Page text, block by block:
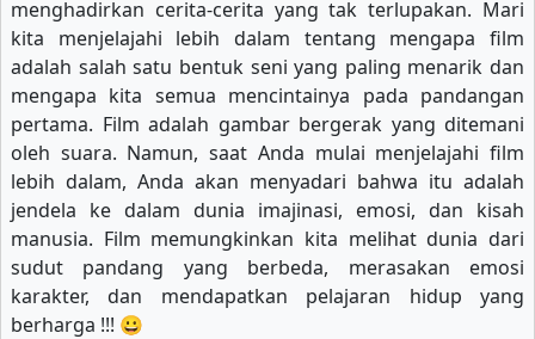
menghadirkan cerita-cerita yang tak terlupakan. Mari
kita menjelajahi lebih dalam tentang mengapa film
adalah salah satu bentuk seni yang paling menarik dan
mengapa kita semua mencintainya pada pandangan
pertama. Film adalah gambar bergerak yang ditemani
oleh suara. Namun, saat Anda mulai menjelajahi film
lebih dalam, Anda akan menyadari bahwa itu adalah
jendela ke dalam dunia imajinasi, emosi, dan kisah
manusia. Film memungkinkan kita melihat dunia dari
sudut pandang yang berbeda, merasakan emosi
karakter, dan mendapatkan pelajaran hidup yang
berharga !!! 😀